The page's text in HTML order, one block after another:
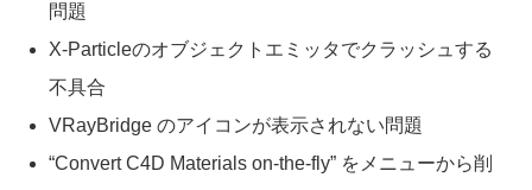
問題
X-Particleのオブジェクトエミッタでクラッシュする
不具合
VRayBridge のアイコンが表示されない問題
“Convert C4D Materials on-the-fly” をメニューから削